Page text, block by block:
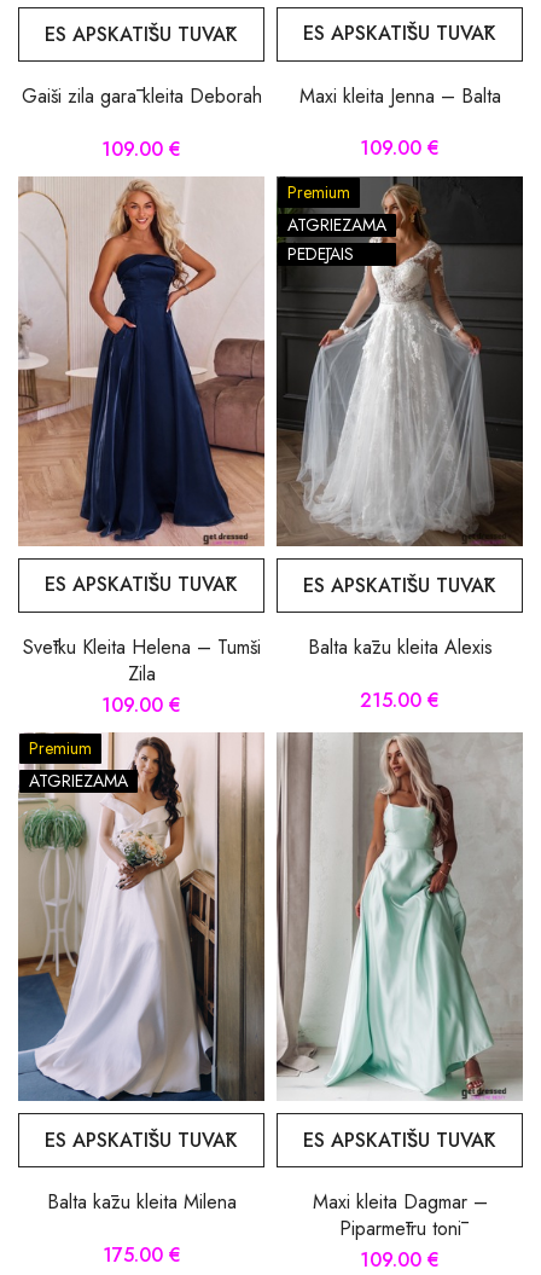
ES APSKATĪŠU TUVĀK
Gaiši zila garā kleita Deborah
109.00 €
ES APSKATĪŠU TUVĀK
Maxi kleita Jenna – Balta
109.00 €
ES APSKATĪŠU TUVĀK
Svētku Kleita Helena – Tumši
Zila
109.00 €
Premium
ATGRIEZAMA
PĒDĒJAIS
ES APSKATĪŠU TUVĀK
Balta kāzu kleita Alexis
215.00 €
Premium
ATGRIEZAMA
ES APSKATĪŠU TUVĀK
Balta kāzu kleita Milena
175.00 €
ES APSKATĪŠU TUVĀK
Maxi kleita Dagmar –
Piparmētru tonī
109.00 €